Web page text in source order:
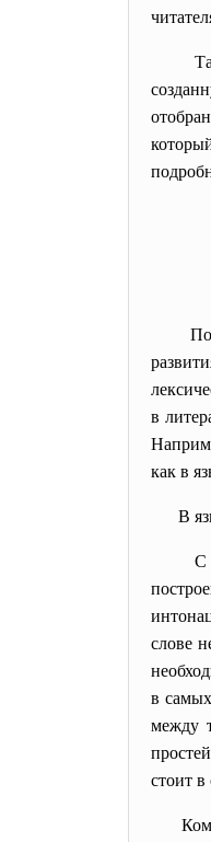
в
как в
В
С
слове
в
между
стоит